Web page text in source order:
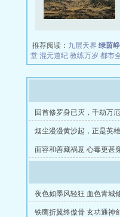
推荐阅读： 九层天界 绿茵
堂 混元道纪 教练万岁 都市
回首修罗身已灭，千劫万
烟尘漫漫黄沙起，正是英
面容和善藏祸意 心毒更甚
夜色如墨风轻狂 血色青城
铁鹰折翼终傲骨 玄功通神